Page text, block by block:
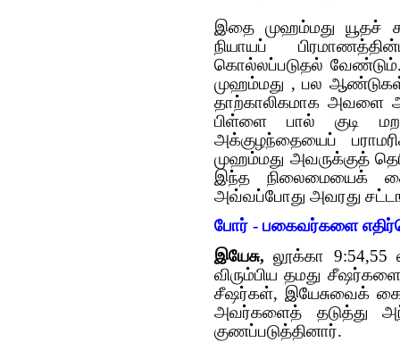
இதை முஹம்மது யூதச்
நியாயப்
கொல்லப்படுதல்
முஹம்மது , பல
தாற்காலிகமாக அவளை
பிள்ளை பால் குடி
அக்குழந்தையைப்
முஹம்மது அவருக்குத்
இந்த நிலைமையைக்
அவ்வப்போது அவரது
போர் - பகைவர்களை
இயேசு, லூக்கா 9:54,55
விரும்பிய‌ த‌ம‌து
சீஷ‌ர்க‌ள், இயேசுவைக்
அவ‌ர்க‌ளைத் த‌டுத்து
குண‌ப்ப‌டுத்தினார்.